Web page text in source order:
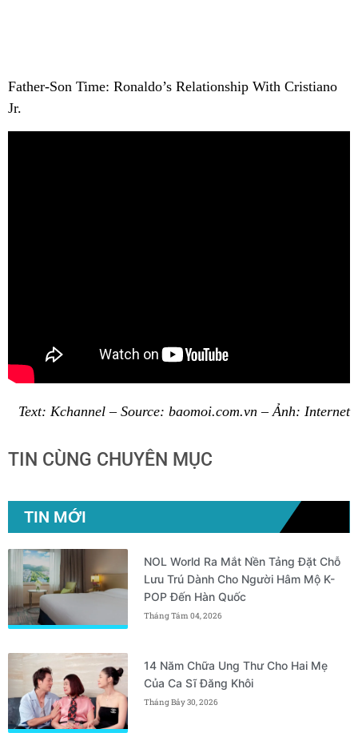
Father-Son Time: Ronaldo’s Relationship With Cristiano
Jr.
Text: Kchannel – Source: baomoi.com.vn – Ảnh: Internet
TIN CÙNG CHUYÊN MỤC
TIN MỚI
NOL World Ra Mắt Nền Tảng Đặt Chỗ
Lưu Trú Dành Cho Người Hâm Mộ K-
POP Đến Hàn Quốc
Tháng Tám 04, 2026
14 Năm Chữa Ung Thư Cho Hai Mẹ
Của Ca Sĩ Đăng Khôi
Tháng Bảy 30, 2026